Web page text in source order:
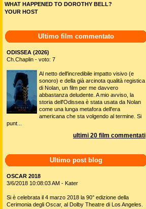
WHAT HAPPENED TO DOROTHY BELL?
YOUR HOST
Ultimo film commentato
ODISSEA (2026)
Ch.Chaplin - voto: 7
Al netto dell'incredibile impatto visivo (e
sonoro) e della già arcinota qualità registica
di Nolan, un film per me davvero
abbastanza deludente. A mio avviso, la
storia dell'Odissea è stata usata da Nolan
come una lunga metafora dell'era
americana che sta volgendo al termine. Si
punt...
ultimi 20 film commentati
Ultimo post blog
OSCAR 2018
3/6/2018 10:08:03 AM - Kater
Si è celebrata il 4 marzo 2018 la 90° edizione della
Cerimonia degli Oscar, al Dolby Theatre di Los Angeles.